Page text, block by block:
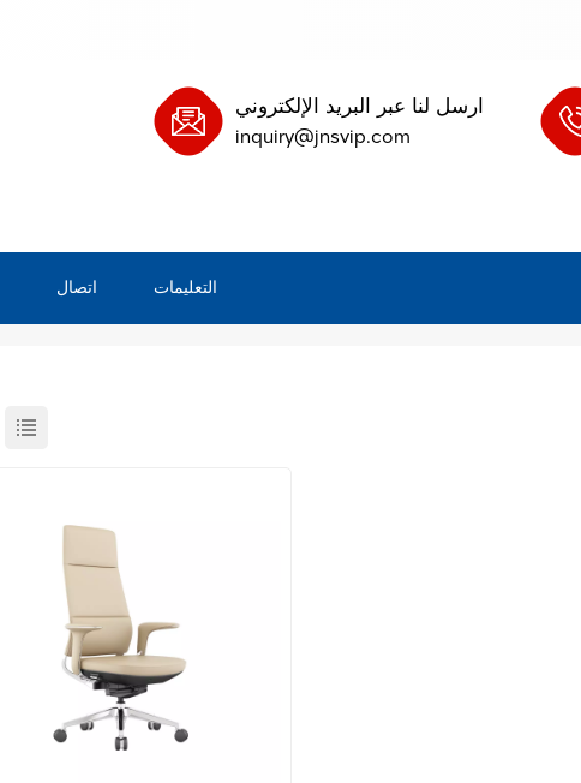
ارسل لنا عبر البريد الإلكتروني
inquiry@jnsvip.com
اتصال التعليمات